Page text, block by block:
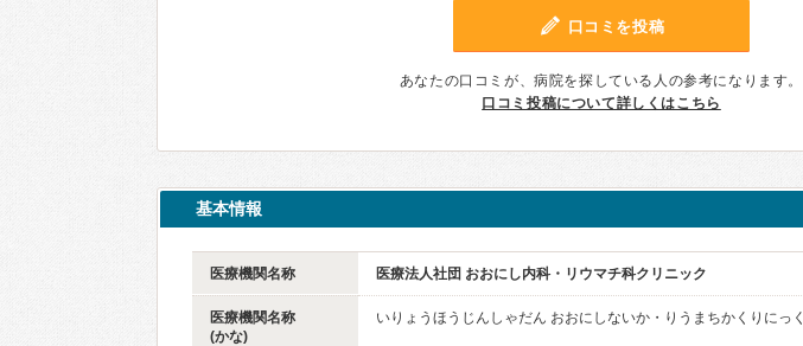
口コミを投稿
あなたの口コミが、病院を探している人の参考になります。
口コミ投稿について詳しくはこちら
基本情報
医療機関名称 医療法人社団 おおにし内科・リウマチ科クリニック
医療機関名称
(かな)
いりょうほうじんしゃだん おおにしないか・りうまちかくりにっく